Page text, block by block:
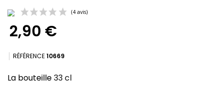
2,90 €
RÉFÉRENCE10669
La bouteille33 cl